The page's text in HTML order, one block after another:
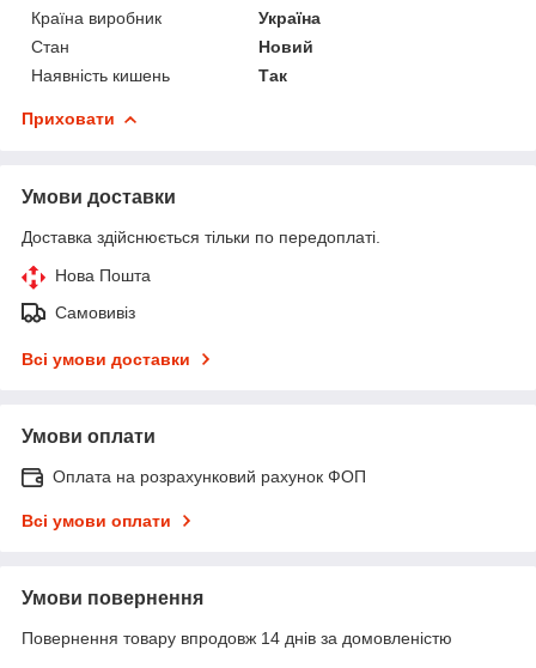
Країна виробник
Україна
Стан
Новий
Наявність кишень
Так
Приховати
Умови доставки
Доставка здійснюється тільки по передоплаті.
Нова Пошта
Самовивіз
Всі умови доставки
Умови оплати
Оплата на розрахунковий рахунок ФОП
Всі умови оплати
Умови повернення
Повернення товару впродовж 14 днів за домовленістю